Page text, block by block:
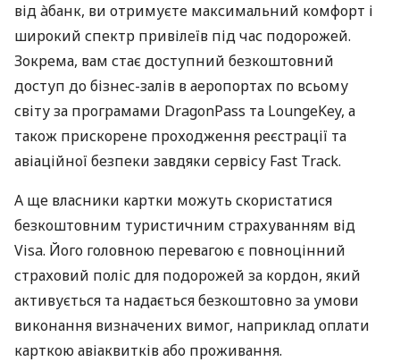
від àбанк, ви отримуєте максимальний комфорт і
широкий спектр привілеїв під час подорожей.
Зокрема, вам стає доступний безкоштовний
доступ до бізнес-залів в аеропортах по всьому
світу за програмами DragonPass та LoungeKey, а
також прискорене проходження реєстрації та
авіаційної безпеки завдяки сервісу Fast Track.
А ще власники картки можуть скористатися
безкоштовним туристичним страхуванням від
Visa. Його головною перевагою є повноцінний
страховий поліс для подорожей за кордон, який
активується та надається безкоштовно за умови
виконання визначених вимог, наприклад оплати
карткою авіаквитків або проживання.